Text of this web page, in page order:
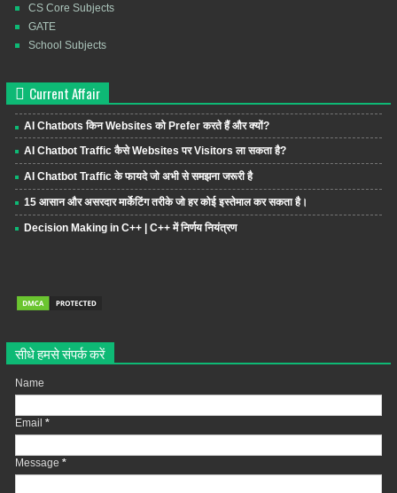
CS Core Subjects
GATE
School Subjects
Current Affair
AI Chatbots किन Websites को Prefer करते हैं और क्यों?
AI Chatbot Traffic कैसे Websites पर Visitors ला सकता है?
AI Chatbot Traffic के फायदे जो अभी से समझना जरूरी है
15 आसान और असरदार मार्केटिंग तरीके जो हर कोई इस्तेमाल कर सकता है।
Decision Making in C++ | C++ में निर्णय नियंत्रण
सीधे हमसे संपर्क करें
Name
Email *
Message *